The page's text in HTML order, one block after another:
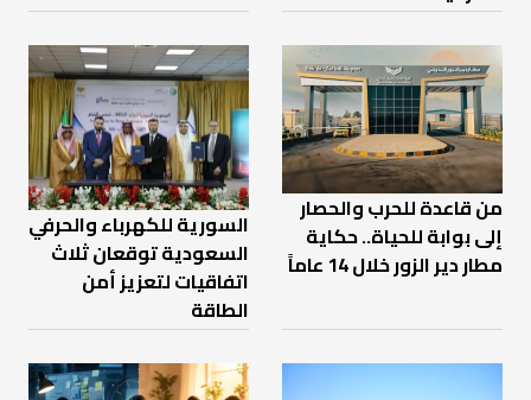
من قاعدة للحرب والحصار
إلى بوابة للحياة.. حكاية
مطار دير الزور خلال 14 عاماً
السورية للكهرباء والحرفي
السعودية توقعان ثلاث
اتفاقيات لتعزيز أمن
الطاقة